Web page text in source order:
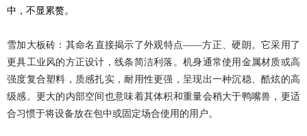
中，不显累赘。
雪加大板砖：其命名直接揭示了外观特点——方正、硬朗。它采用了
更具工业风的方正设计，线条简洁利落。机身通常使用金属材质或高
强度复合塑料，质感扎实，耐用性更强，呈现出一种沉稳、酷炫的高
级感。更大的内部空间也意味着其体积和重量会稍大于鸭嘴兽，更适
合习惯于将设备放在包中或固定场合使用的用户。